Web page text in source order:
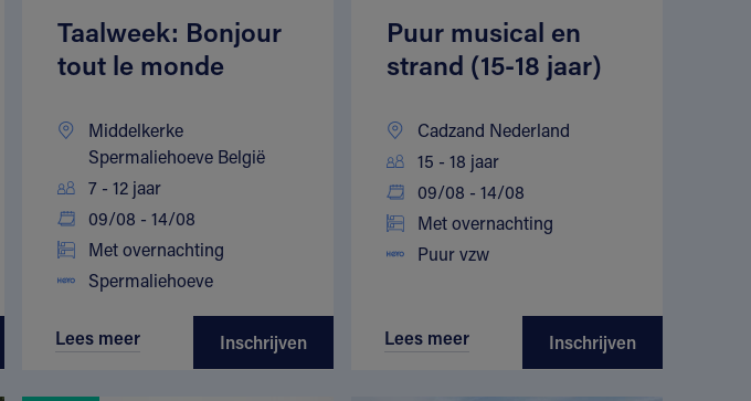
Taalweek: Bonjour
tout le monde
Middelkerke
Spermaliehoeve België
7 - 12 jaar
09/08 - 14/08
Met overnachting
Spermaliehoeve
Lees meer Inschrijven
Puur musical en
strand (15-18 jaar)
Cadzand Nederland
15 - 18 jaar
09/08 - 14/08
Met overnachting
Puur vzw
Lees meer Inschrijven